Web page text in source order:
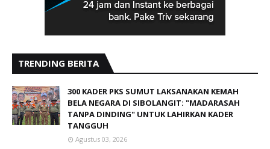
TRENDING BERITA
300 KADER PKS SUMUT LAKSANAKAN KEMAH
BELA NEGARA DI SIBOLANGIT: "MADARASAH
TANPA DINDING" UNTUK LAHIRKAN KADER
TANGGUH
Agustus 03, 2026